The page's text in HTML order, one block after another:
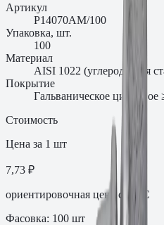
Артикул
P14070AM/100
Упаковка, шт.
100
Материал
AISI 1022 (углеродистая
Покрытие
Гальваническое
Стоимость
Цена за 1 шт
7,73 ₽
ориентировочная цена с НДС
Фасовка: 100 шт